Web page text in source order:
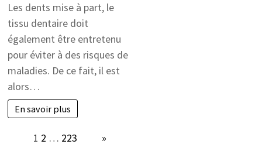
Les dents mise à part, le
tissu dentaire doit
également être entretenu
pour éviter à des risques de
maladies. De ce fait, il est
alors…
En savoir plus
1 2 … 223 »